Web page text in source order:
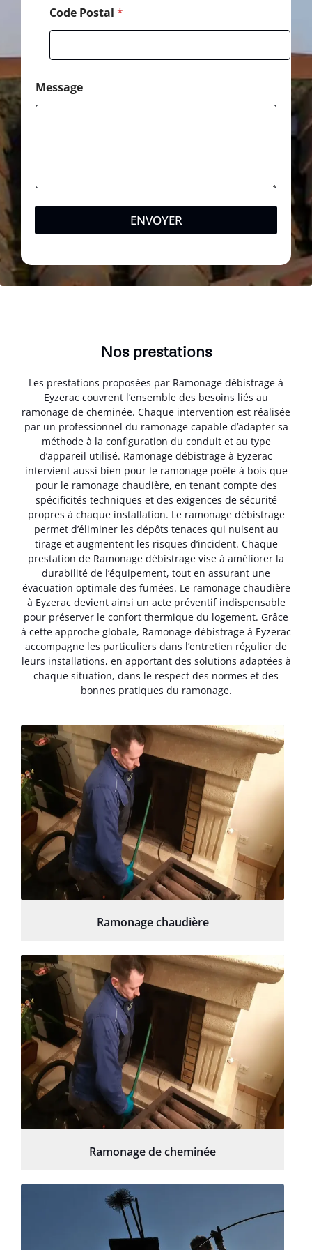
Code Postal *
Message
ENVOYER
Nos prestations
Les prestations proposées par Ramonage débistrage à
Eyzerac couvrent l’ensemble des besoins liés au
ramonage de cheminée. Chaque intervention est réalisée
par un professionnel du ramonage capable d’adapter sa
méthode à la configuration du conduit et au type
d’appareil utilisé. Ramonage débistrage à Eyzerac
intervient aussi bien pour le ramonage poêle à bois que
pour le ramonage chaudière, en tenant compte des
spécificités techniques et des exigences de sécurité
propres à chaque installation. Le ramonage débistrage
permet d’éliminer les dépôts tenaces qui nuisent au
tirage et augmentent les risques d’incident. Chaque
prestation de Ramonage débistrage vise à améliorer la
durabilité de l’équipement, tout en assurant une
évacuation optimale des fumées. Le ramonage chaudière
à Eyzerac devient ainsi un acte préventif indispensable
pour préserver le confort thermique du logement. Grâce
à cette approche globale, Ramonage débistrage à Eyzerac
accompagne les particuliers dans l’entretien régulier de
leurs installations, en apportant des solutions adaptées à
chaque situation, dans le respect des normes et des
bonnes pratiques du ramonage.
Ramonage chaudière
Ramonage de cheminée